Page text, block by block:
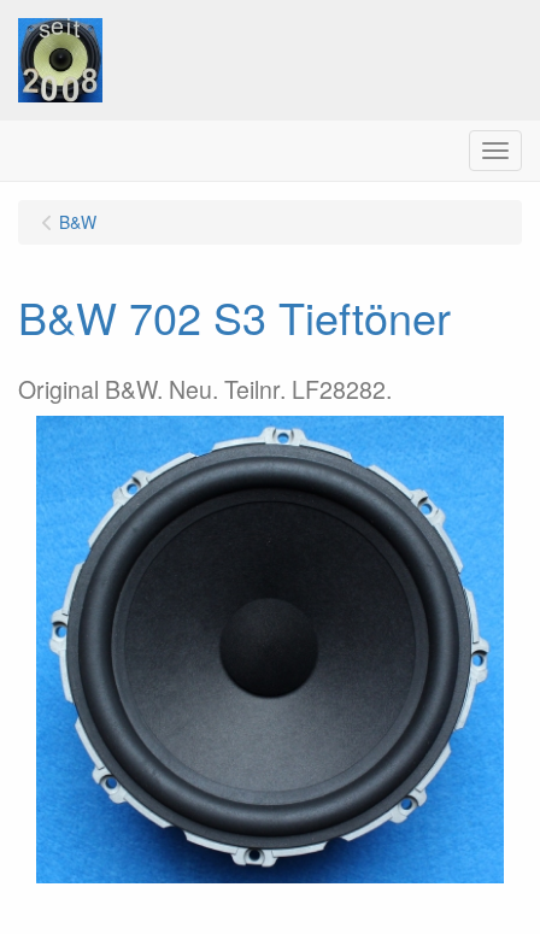
Menu
B&W
B&W 702 S3 Tieftöner
Original B&W. Neu. Teilnr. LF28282.